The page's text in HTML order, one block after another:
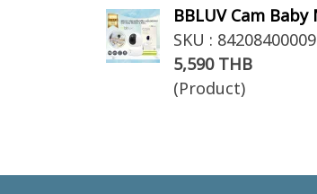
BBLUV Cam
SKU :
5,590 THB
(Product)